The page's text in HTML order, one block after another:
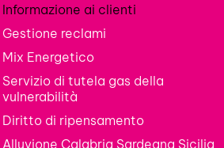
Informazione ai clienti
Gestione reclami
Mix Energetico
Servizio di tutela gas della
vulnerabilità
Diritto di ripensamento
Alluvione Calabria Sardegna Sicilia